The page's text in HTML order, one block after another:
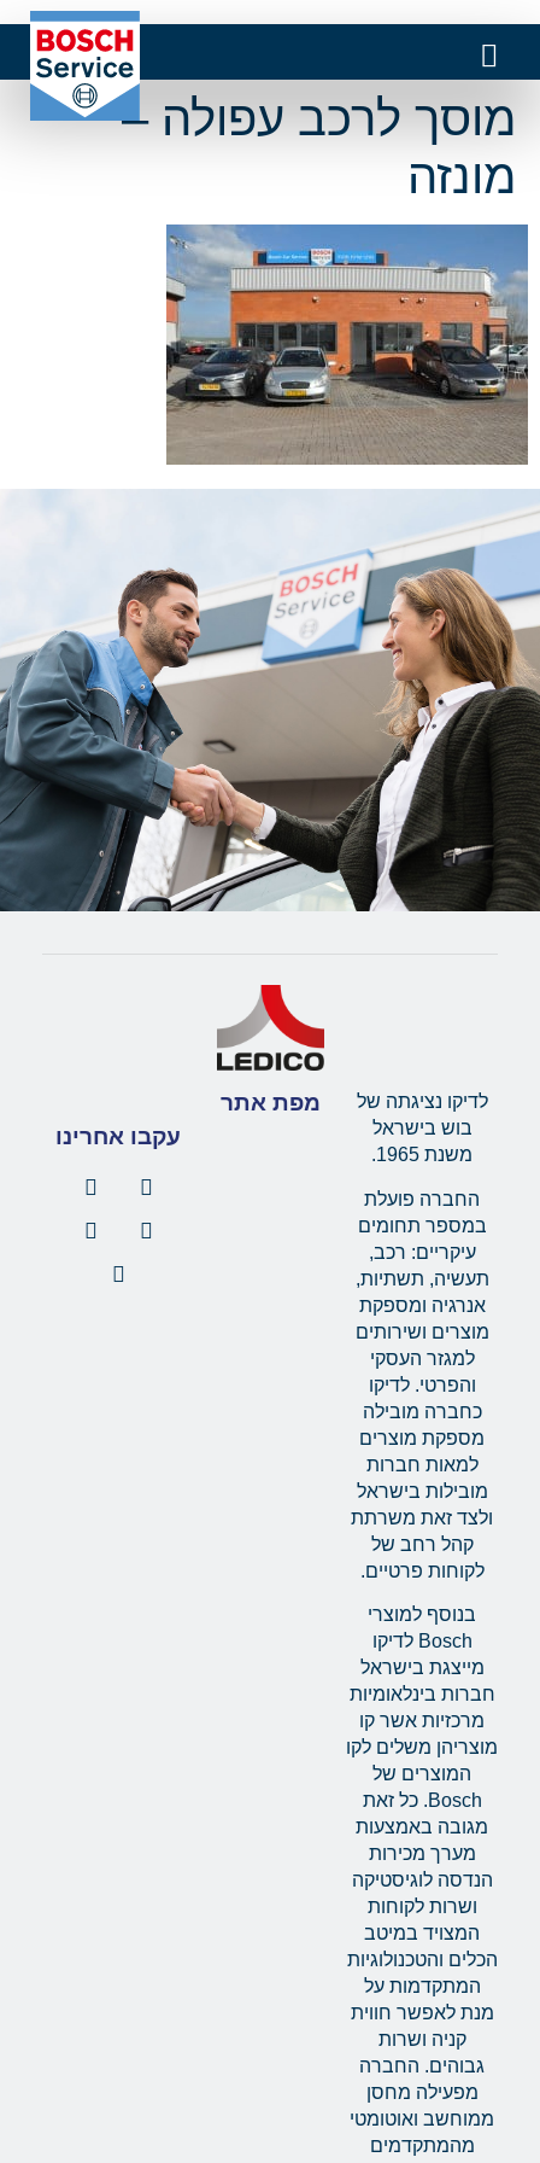
מוסך לרכב עפולה –
מונזה
לדיקו נציגתה של
בוש בישראל
משנת 1965.
החברה פועלת
במספר תחומים
עיקריים: רכב,
תעשיה, תשתיות,
אנרגיה ומספקת
מוצרים ושירותים
למגזר העסקי
והפרטי. לדיקו
כחברה מובילה
מספקת מוצרים
למאות חברות
מובילות בישראל
ולצד זאת משרתת
קהל רחב של
לקוחות פרטיים.
בנוסף למוצרי
Bosch לדיקו
מייצגת בישראל
חברות בינלאומיות
מרכזיות אשר קו
מוצריהן משלים לקו
המוצרים של
Bosch. כל זאת
מגובה באמצעות
מערך מכירות
הנדסה לוגיסטיקה
ושרות לקוחות
המצויד במיטב
הכלים והטכנולוגיות
המתקדמות על
מנת לאפשר חווית
קניה ושרות
גבוהים. החברה
מפעילה מחסן
ממוחשב ואוטומטי
מהמתקדמים
מפת אתר
עקבו אחרינו